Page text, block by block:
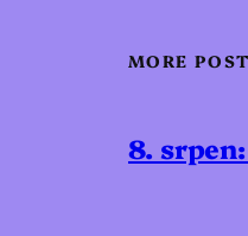
MORE
8.